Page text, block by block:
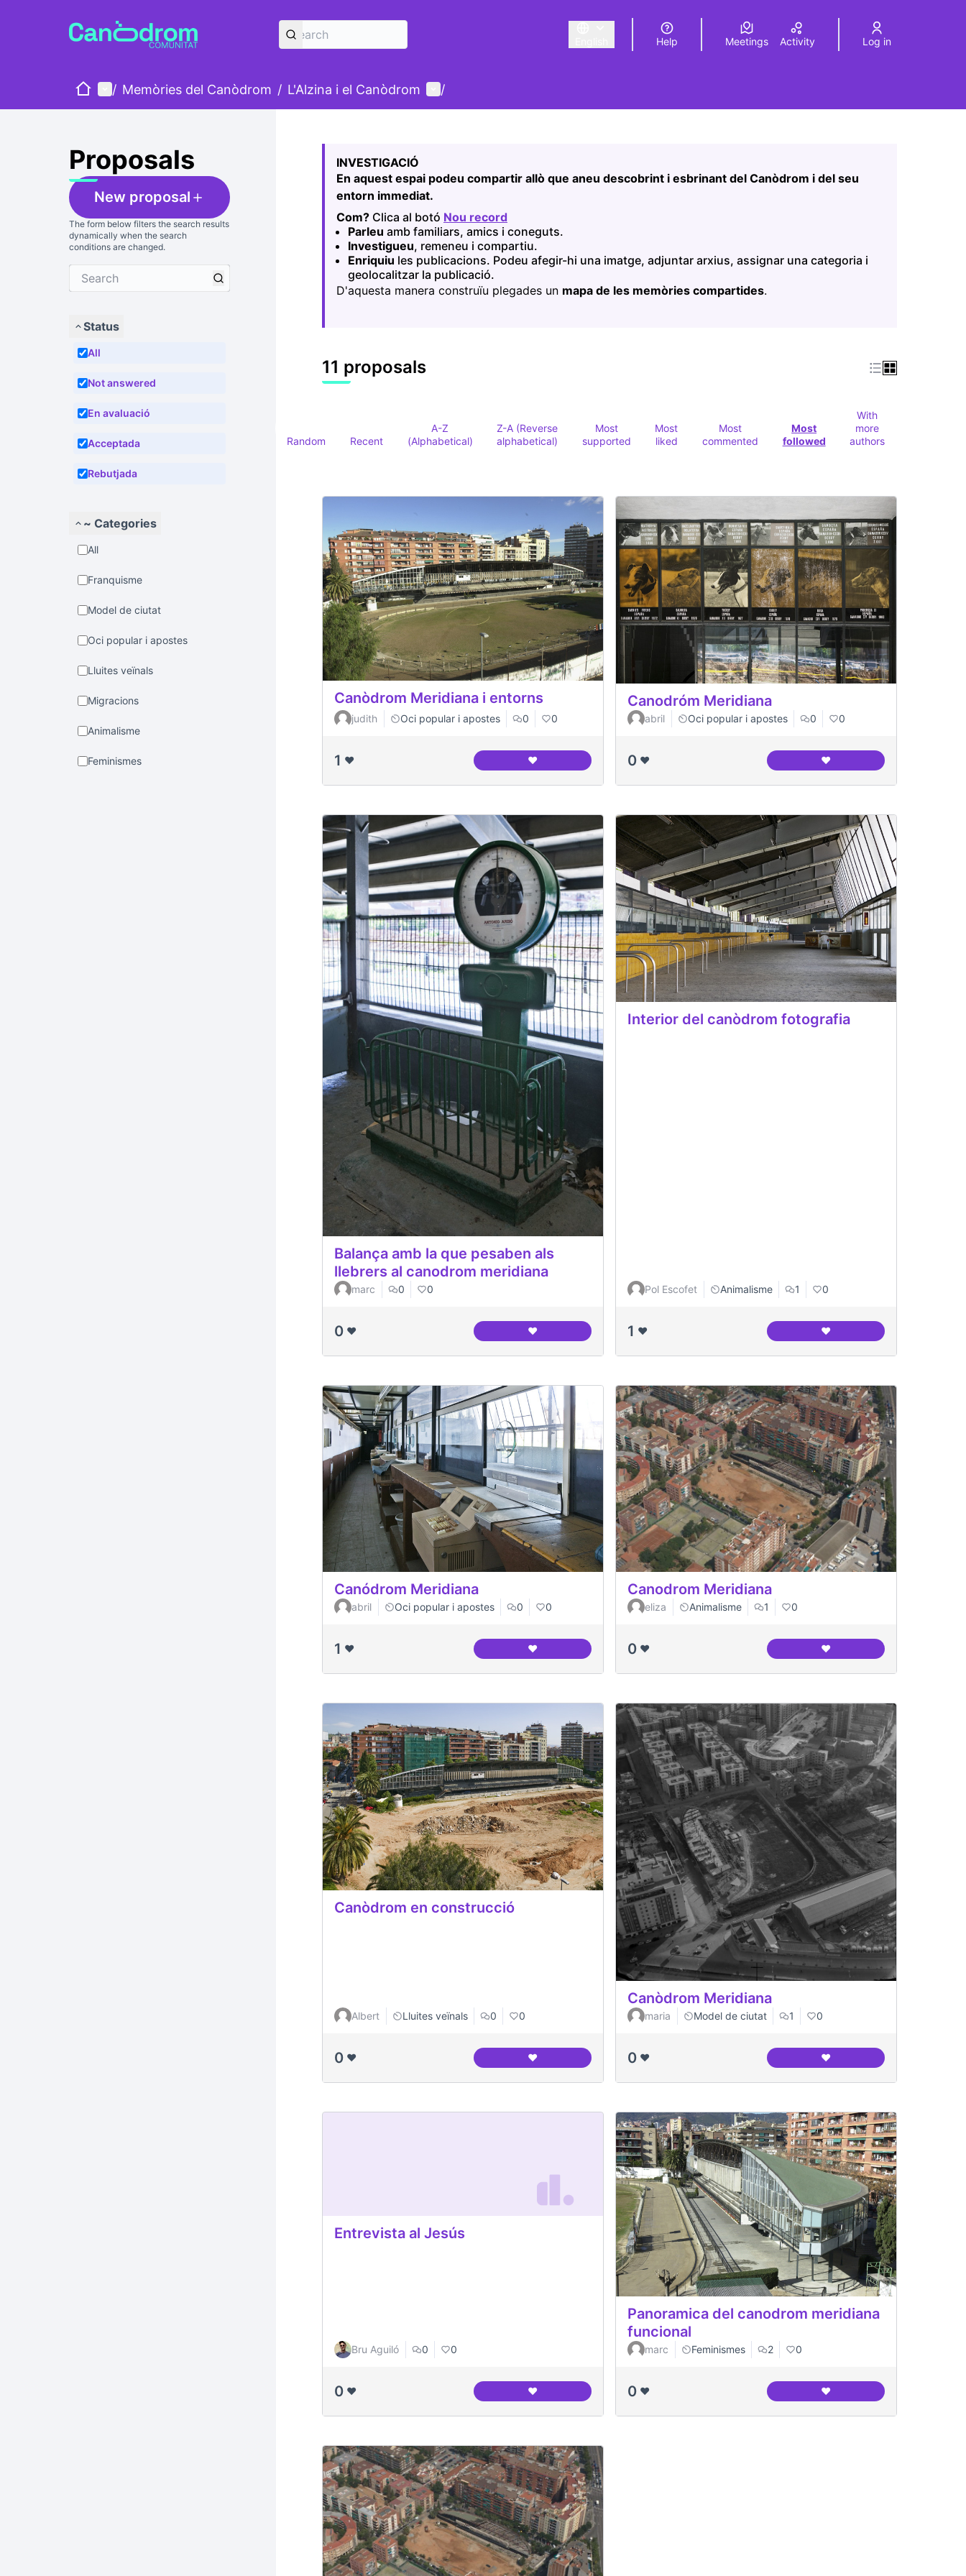
Triar la llengua Elegir el idiomaChoose language
Help Meetings Activity Log in
HomeMain menu
/ Memòries del Canòdrom / L'Alzina i el Canòdrom User menu
/
Proposals
New proposal
The form below filters the search results
dynamically when the search
conditions are changed.
Status
All
Not answered
En avaluació
Acceptada
Rebutjada
~ Categories
All
Franquisme
Model de ciutat
Oci popular i apostes
Lluites veïnals
Migracions
Animalisme
Feminismes
INVESTIGACIÓ
En aquest espai podeu compartir allò que aneu descobrint i esbrinant del Canòdrom i del seu
entorn immediat.
Com? Clica al botó Nou record
(Opens in new tab)
Parleu amb familiars, amics i coneguts.
Investigueu, remeneu i compartiu.
Enriquiu les publicacions. Podeu afegir-hi una imatge, adjuntar arxius, assignar una categoria i
geolocalitzar la publicació.
D'aquesta manera construïu plegades un mapa de les memòries compartides.
11 proposals
Random Recent
A-Z
(Alphabetical)
Z-A (Reverse
alphabetical)
Most
supported
Most
liked
Most
commented
Most
followed
With
more
authors
Canòdrom Meridiana i entorns
judith Oci popular i apostes 0 0
1 ❤️ ❤️Canòdrom Meridiana i entorns
Canodróm Meridiana
abril Oci popular i apostes 0 0
0 ❤️ ❤️Canodróm Meridiana
Balança amb la que pesaben als
llebrers al canodrom meridiana
marc 0 0
0 ❤️ ❤️Balança amb la que pesaben als llebrers al canodrom meridiana
Interior del canòdrom fotografia
Pol Escofet Animalisme 1 0
1 ❤️ ❤️Interior del canòdrom
Canódrom Meridiana
abril Oci popular i apostes 0 0
1 ❤️ ❤️Canódrom Meridiana
Canodrom Meridiana
eliza Animalisme 1 0
0 ❤️ ❤️Canodrom Meridiana
Canòdrom en construcció
Albert Lluites veïnals 0 0
0 ❤️ ❤️Canòdrom en construcció
Canòdrom Meridiana
maria Model de ciutat 1 0
0 ❤️ ❤️Canòdrom Meridiana
Entrevista al Jesús
Bru Aguiló 0 0
0 ❤️ ❤️Entrevista al Jesús
Panoramica del canodrom meridiana
funcional
marc Feminismes 2 0
0 ❤️ ❤️Panoramica del canodrom